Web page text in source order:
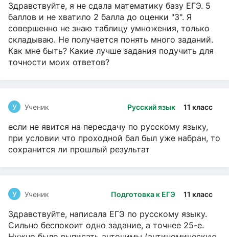
Здравствуйте, я не сдала математику базу ЕГЭ. 5
баллов и не хватило 2 балла до оценки "3". Я
совершенно не знаю таблицу умножения, только
складываю. Не получается понять много заданий.
Как мне быть? Какие лучше задания подучить для
точности моих ответов?
Русский язык 11 класс
У Ученик
если не явится на пересдачу по русскому языку,
при условии что проходной бал был уже набран, то
сохранится ли прошлый результат
Подготовка к ЕГЭ 11 класс
У Ученик
Здравствуйте, написала ЕГЭ по русскому языку.
Сильно беспокоит одно задание, а точнее 25-е.